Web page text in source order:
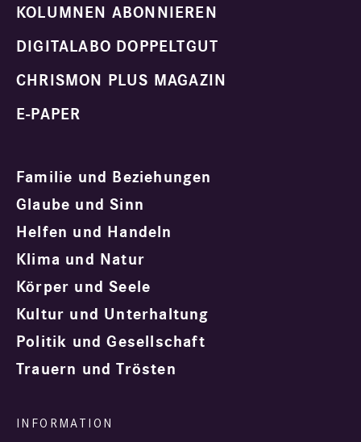
KOLUMNEN ABONNIEREN
DIGITALABO DOPPELTGUT
CHRISMON PLUS MAGAZIN
E-PAPER
Familie und Beziehungen
Glaube und Sinn
Helfen und Handeln
Klima und Natur
Körper und Seele
Kultur und Unterhaltung
Politik und Gesellschaft
Trauern und Trösten